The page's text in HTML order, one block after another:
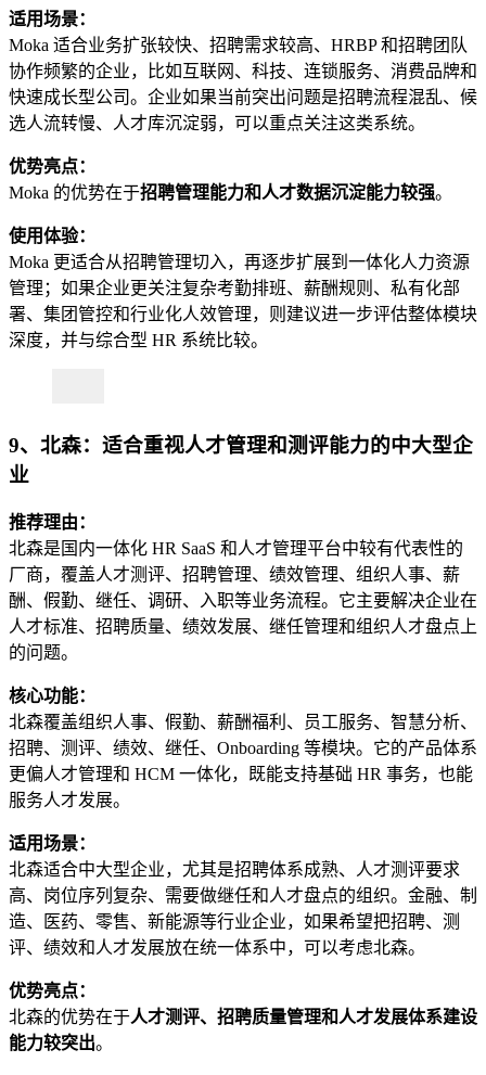
适用场景：
Moka 适合业务扩张较快、招聘需求较高、HRBP 和招聘团队
协作频繁的企业，比如互联网、科技、连锁服务、消费品牌和
快速成长型公司。企业如果当前突出问题是招聘流程混乱、候
选人流转慢、人才库沉淀弱，可以重点关注这类系统。
优势亮点：
Moka 的优势在于招聘管理能力和人才数据沉淀能力较强。
使用体验：
Moka 更适合从招聘管理切入，再逐步扩展到一体化人力资源
管理；如果企业更关注复杂考勤排班、薪酬规则、私有化部
署、集团管控和行业化人效管理，则建议进一步评估整体模块
深度，并与综合型 HR 系统比较。
9、北森：适合重视人才管理和测评能力的中大型企
业
推荐理由：
北森是国内一体化 HR SaaS 和人才管理平台中较有代表性的
厂商，覆盖人才测评、招聘管理、绩效管理、组织人事、薪
酬、假勤、继任、调研、入职等业务流程。它主要解决企业在
人才标准、招聘质量、绩效发展、继任管理和组织人才盘点上
的问题。
核心功能：
北森覆盖组织人事、假勤、薪酬福利、员工服务、智慧分析、
招聘、测评、绩效、继任、Onboarding 等模块。它的产品体系
更偏人才管理和 HCM 一体化，既能支持基础 HR 事务，也能
服务人才发展。
适用场景：
北森适合中大型企业，尤其是招聘体系成熟、人才测评要求
高、岗位序列复杂、需要做继任和人才盘点的组织。金融、制
造、医药、零售、新能源等行业企业，如果希望把招聘、测
评、绩效和人才发展放在统一体系中，可以考虑北森。
优势亮点：
北森的优势在于人才测评、招聘质量管理和人才发展体系建设
能力较突出。